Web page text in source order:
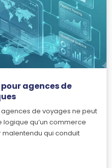
agences de
de voyages ne peut
qu’un commerce
malentendu qui conduit